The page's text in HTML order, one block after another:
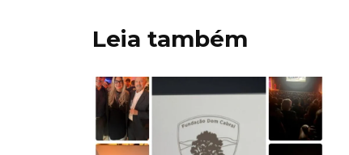
p
Leia também